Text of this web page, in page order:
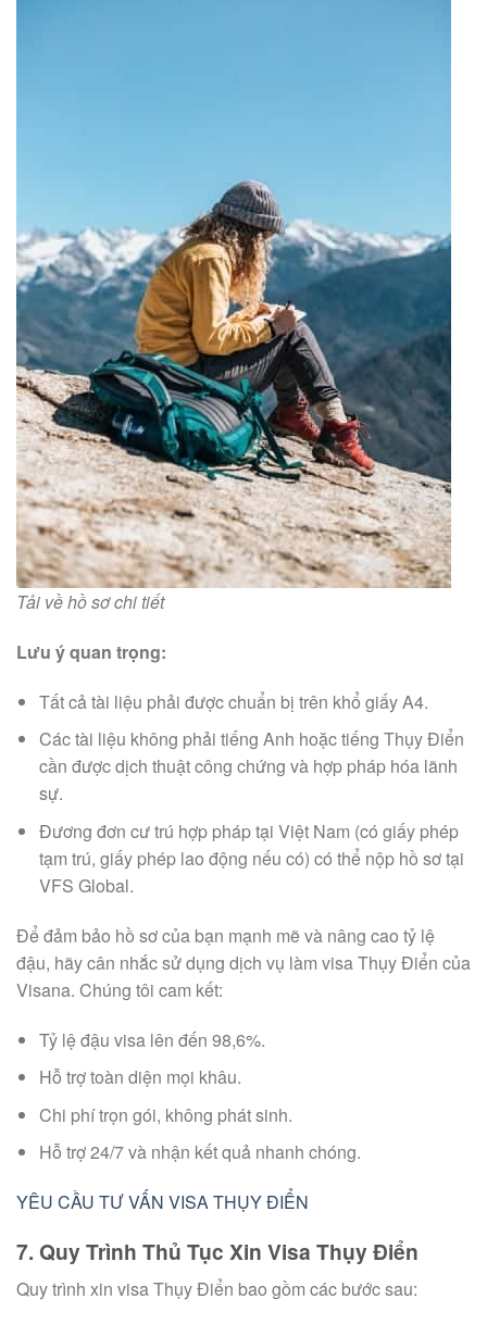
Tải về hồ sơ chi tiết
Lưu ý quan trọng:
Tất cả tài liệu phải được chuẩn bị trên khổ giấy A4.
Các tài liệu không phải tiếng Anh hoặc tiếng Thụy Điển
cần được dịch thuật công chứng và hợp pháp hóa lãnh
sự.
Đương đơn cư trú hợp pháp tại Việt Nam (có giấy phép
tạm trú, giấy phép lao động nếu có) có thể nộp hồ sơ tại
VFS Global.
Để đảm bảo hồ sơ của bạn mạnh mẽ và nâng cao tỷ lệ
đậu, hãy cân nhắc sử dụng dịch vụ làm visa Thụy Điển của
Visana. Chúng tôi cam kết:
Tỷ lệ đậu visa lên đến 98,6%.
Hỗ trợ toàn diện mọi khâu.
Chi phí trọn gói, không phát sinh.
Hỗ trợ 24/7 và nhận kết quả nhanh chóng.
YÊU CẦU TƯ VẤN VISA THỤY ĐIỂN
7. Quy Trình Thủ Tục Xin Visa Thụy Điển
Quy trình xin visa Thụy Điển bao gồm các bước sau: